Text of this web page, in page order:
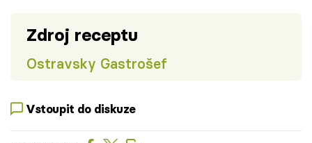
Zdroj receptu
Ostravsky Gastrošef
Vstoupit do diskuze